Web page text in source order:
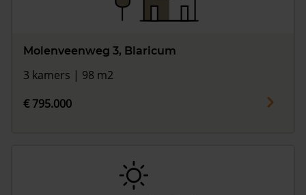
Molenveenweg 3, Blaricum
3 kamers | 98 m2
€ 795.000